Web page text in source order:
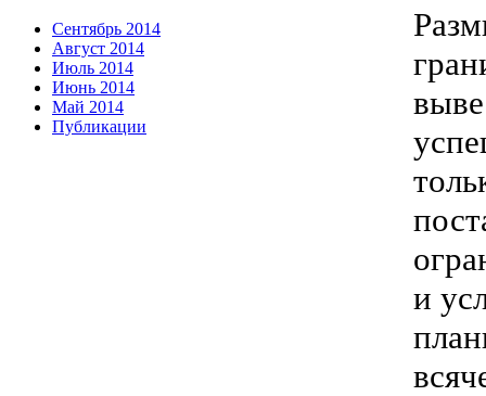
Сентябрь 2014
Август 2014
Июль 2014
Июнь 2014
Май 2014
Публикации
и